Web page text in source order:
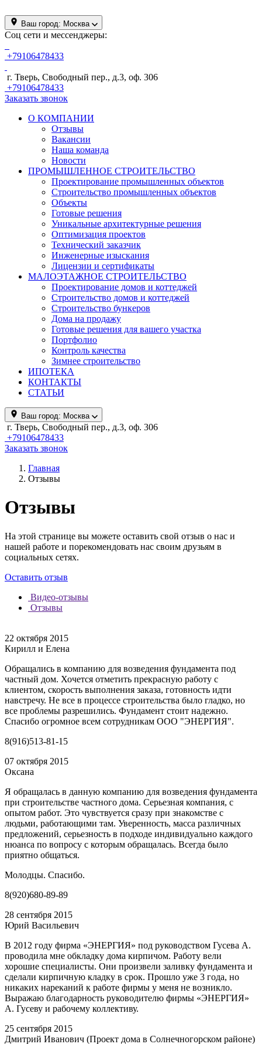
Ваш город: Москва
Соц сети и мессенджеры:
+79106478433
г. Тверь, Свободный пер., д.3, оф. 306
+79106478433
Заказать звонок
О КОМПАНИИ
Отзывы
Вакансии
Наша команда
Новости
ПРОМЫШЛЕННОЕ СТРОИТЕЛЬСТВО
Проектирование промышленных объектов
Строительство промышленных объектов
Объекты
Готовые решения
Уникальные архитектурные решения
Оптимизация проектов
Технический заказчик
Инженерные изыскания
Лицензии и сертификаты
МАЛОЭТАЖНОЕ СТРОИТЕЛЬСТВО
Проектирование домов и коттеджей
Строительство домов и коттеджей
Строительство бункеров
Дома на продажу
Готовые решения для вашего участка
Портфолио
Контроль качества
Зимнее строительство
ИПОТЕКА
КОНТАКТЫ
СТАТЬИ
Ваш город: Москва
г. Тверь, Свободный пер., д.3, оф. 306
+79106478433
Заказать звонок
Главная
Отзывы
Отзывы
На этой странице вы можете оставить свой отзыв о нас и
нашей работе и порекомендовать нас своим друзьям в
социальных сетях.
Оставить отзыв
Видео-отзывы
Отзывы
22 октября 2015
Кирилл и Елена
Обращались в компанию для возведения фундамента под
частный дом. Хочется отметить прекрасную работу с
клиентом, скорость выполнения заказа, готовность идти
навстречу. Не все в процессе строительства было гладко, но
все проблемы разрешились. Фундамент стоит надежно.
Спасибо огромное всем сотрудникам ООО "ЭНЕРГИЯ".
8(916)513-81-15
07 октября 2015
Оксана
Я обращалась в данную компанию для возведения фундамента
при строительстве частного дома. Серьезная компания, с
опытом работ. Это чувствуется сразу при знакомстве с
людьми, работающими там. Уверенность, масса различных
предложений, серьезность в подходе индивидуально каждого
нюанса по вопросу с которым обращалась. Всегда было
приятно общаться.
Молодцы. Спасибо.
8(920)680-89-89
28 сентября 2015
Юрий Васильевич
В 2012 году фирма «ЭНЕРГИЯ» под руководством Гусева А.
проводила мне обкладку дома кирпичом. Работу вели
хорошие специалисты. Они произвели заливку фундамента и
сделали кирпичную кладку в срок. Прошло уже 3 года, но
никаких нареканий к работе фирмы у меня не возникло.
Выражаю благодарность руководителю фирмы «ЭНЕРГИЯ»
А. Гусеву и рабочему коллективу.
25 сентября 2015
Дмитрий Иванович (Проект дома в Солнечногорском районе)